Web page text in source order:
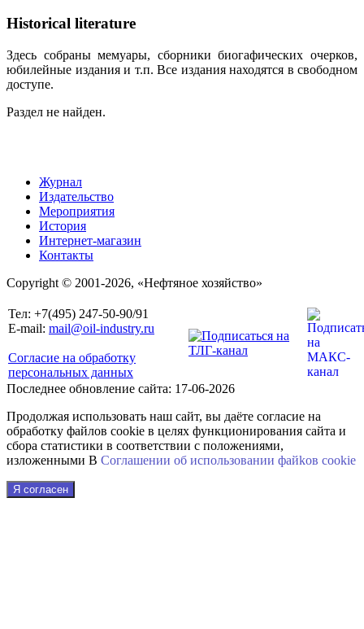
Historical literature
Здесь собраны мемуары, сборники биогафических очерков,
юбилейные издания и т.п. Все издания находятся в свободном
доступе.
Раздел не найден.
Журнал
Издательство
Мероприятия
История
Интернет-магазин
Контакты
Copyright © 2001-2026, «Нефтяное хозяйство»
Тел: +7(495) 247-50-90/91
E-mail: mail@oil-industry.ru
Согласие на обработку
персональных данных
Последнее обновление сайта: 17-06-2026
Продолжая использовать наш сайт, вы даёте согласие на
обработку файлов cookie в целях функционирования сайта и
сбора статистики в соответствии с положениями,
изложенными В Соглашении об использовании файkов cookie
Я согласен